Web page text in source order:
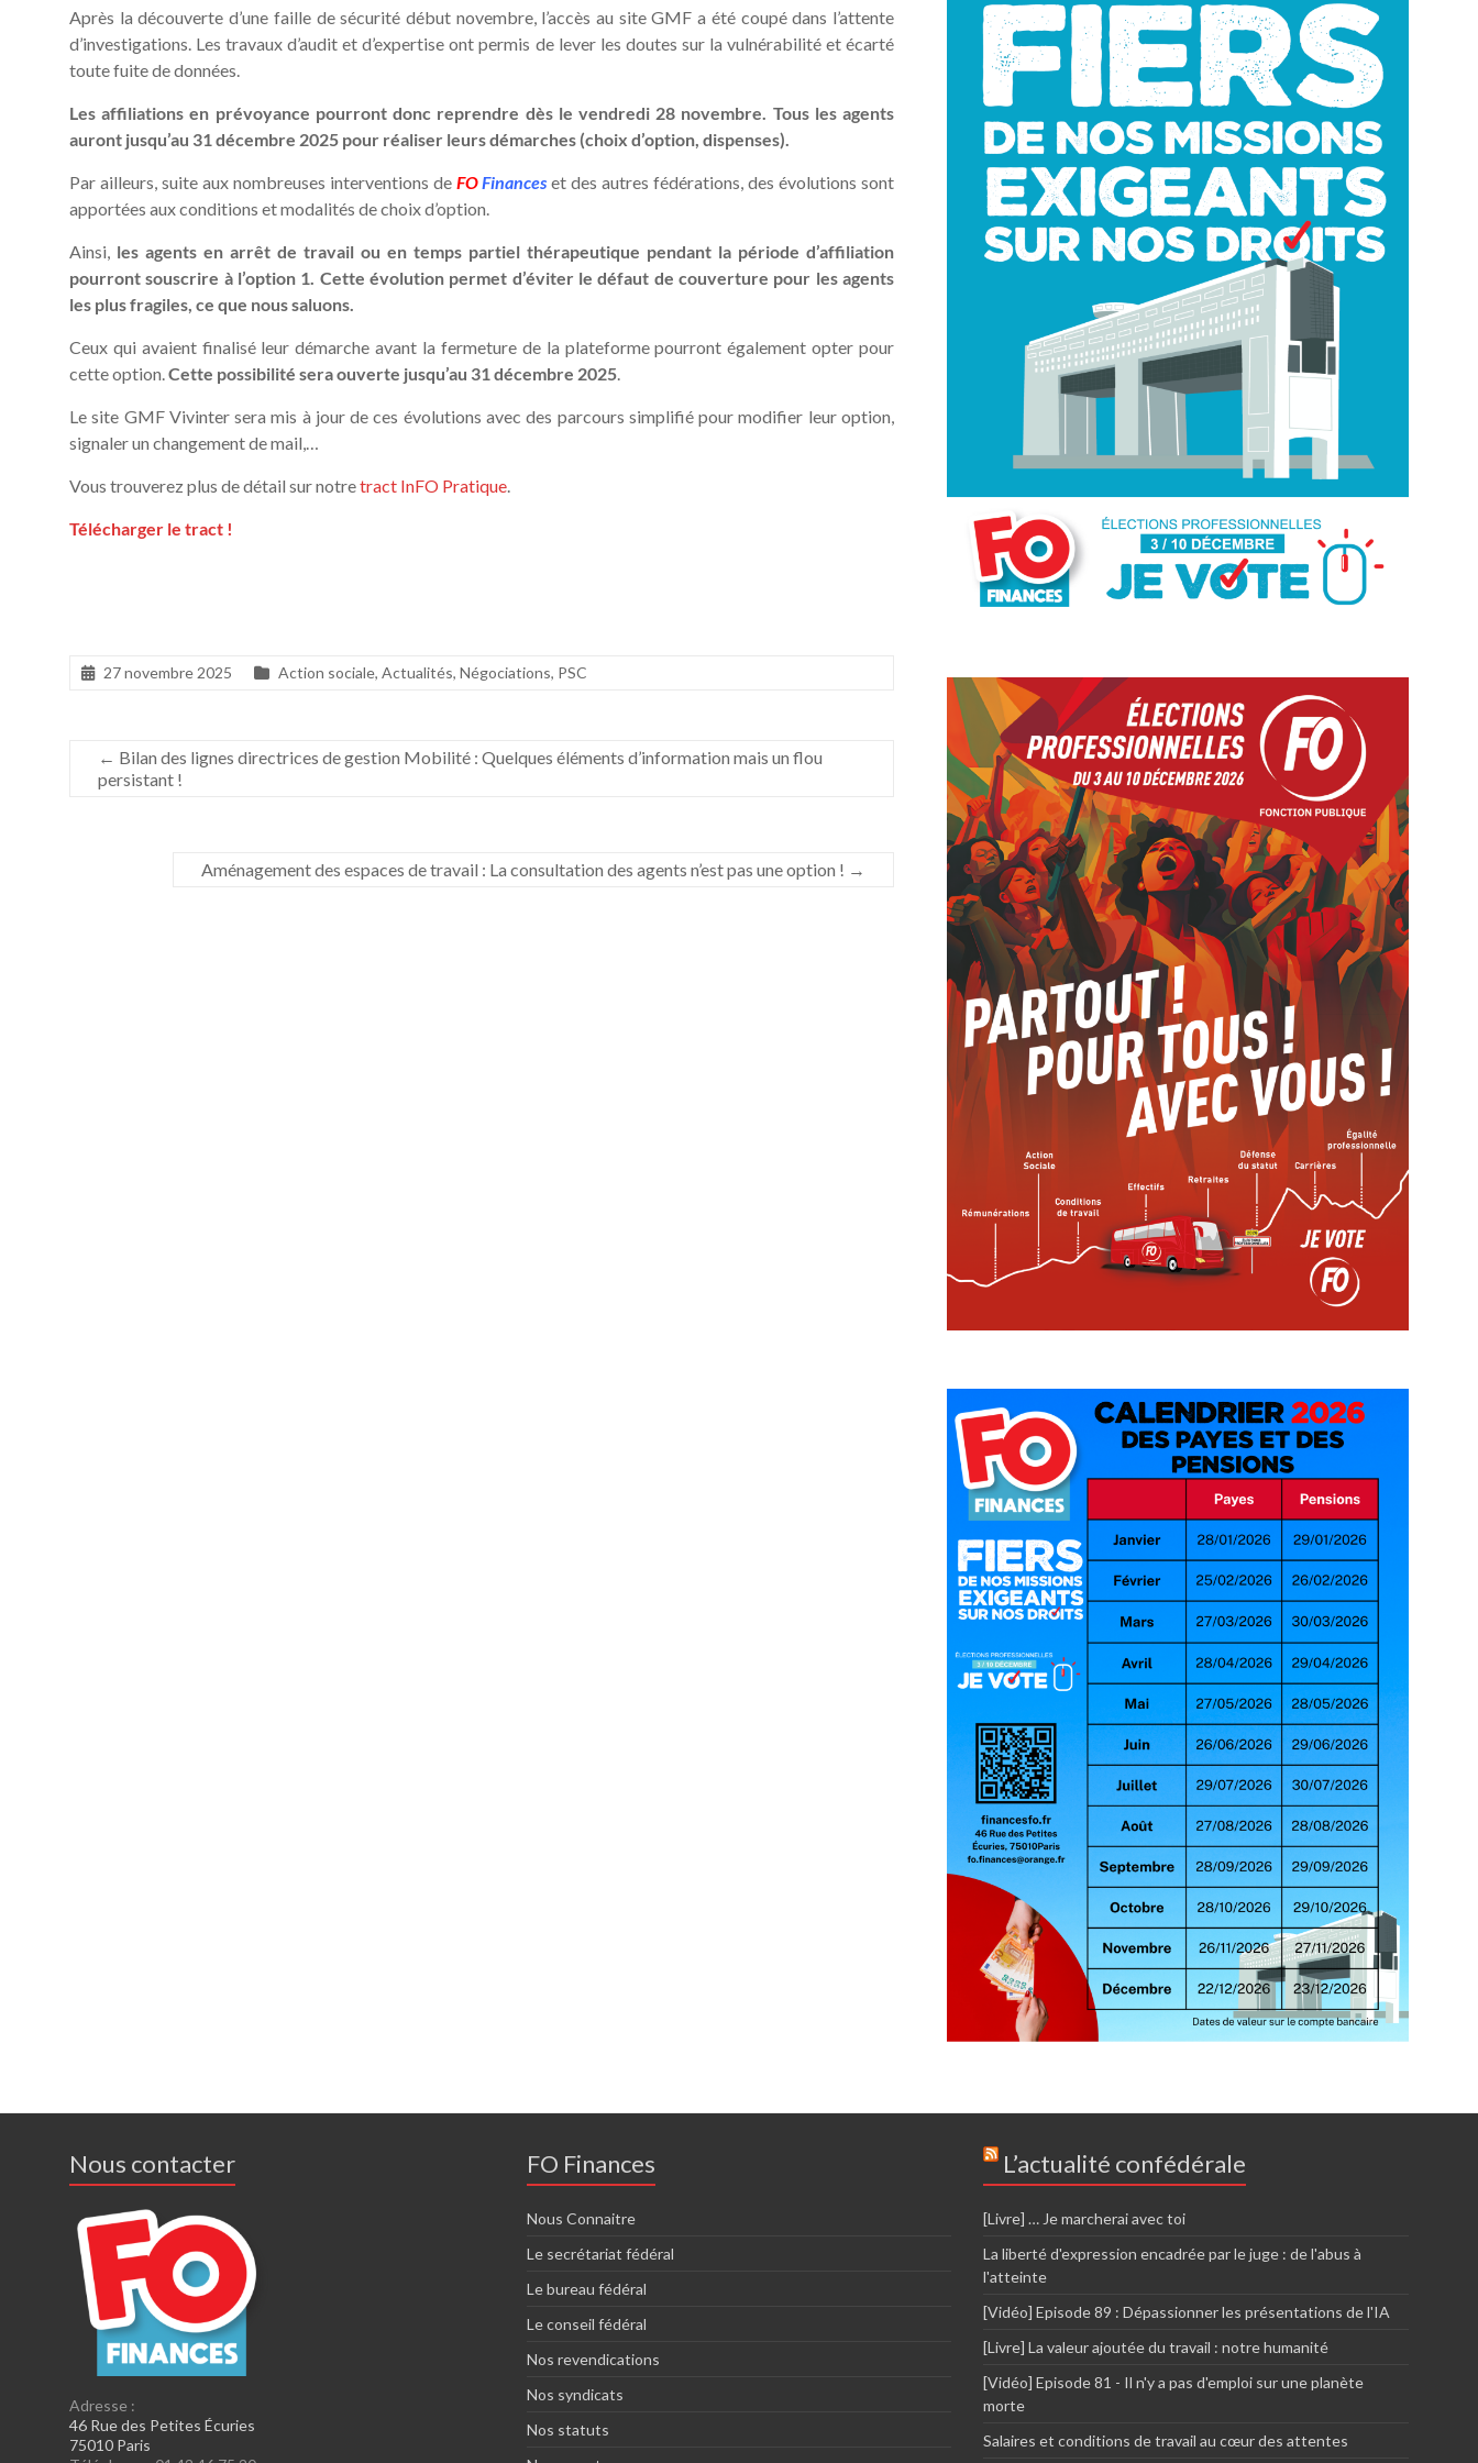
Après la découverte d’une faille de sécurité début novembre, l’accès au site GMF a été coupé dans l’attente
d’investigations. Les travaux d’audit et d’expertise ont permis de lever les doutes sur la vulnérabilité et écarté
toute fuite de données.
Les affiliations en prévoyance pourront donc reprendre dès le vendredi 28 novembre. Tous les agents
auront jusqu’au 31 décembre 2025 pour réaliser leurs démarches (choix d’option, dispenses).
Par ailleurs, suite aux nombreuses interventions de FOFinanceset des autres fédérations, des évolutions sont
apportées aux conditions et modalités de choix d’option.
Ainsi, les agents en arrêt de travail ou en temps partiel thérapeutique pendant la période d’affiliation
pourront souscrire à l’option 1. Cette évolution permet d’éviter le défaut de couverture pour les agents
les plus fragiles, ce que nous saluons.
Ceux qui avaient finalisé leur démarche avant la fermeture de la plateforme pourront également opter pour
cette option. Cette possibilité sera ouverte jusqu’au 31 décembre 2025
Le site GMF Vivinter sera mis à jour de ces évolutions avec des parcours simplifié pour modifier leur option,
signaler un changement de mail,…
Vous trouverez plus de détail sur notretract InFO Pratique
Télécharger le tract !
27 novembre 2025 Action sociale, Actualités, Négociations, PSC
← Bilan des lignes directrices de gestion Mobilité : Quelques éléments d’information mais un flou
persistant !
Aménagement des espaces de travail : La consultation des agents n’est pas une option ! →
Nous contacter
Adresse :
46 Rue des Petites Écuries
75010 Paris
FO Finances
Nous Connaitre
Le secrétariat fédéral
Le bureau fédéral
Le conseil fédéral
Nos revendications
Nos syndicats
Nos statuts
L’actualité confédérale
[Livre] … Je marcherai avec toi
La liberté d'expression encadrée par le juge : de l'abus à
l'atteinte
[Vidéo] Episode 89 : Dépassionner les présentations de l'IA
[Livre] La valeur ajoutée du travail : notre humanité
[Vidéo] Episode 81 - Il n'y a pas d'emploi sur une planète
morte
Salaires et conditions de travail au cœur des attentes